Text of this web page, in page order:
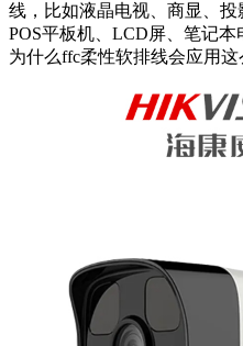
线，比如液晶电视、商显、投
POS平板机、LCD屏、笔记本
为什么ffc柔性软排线会应用这